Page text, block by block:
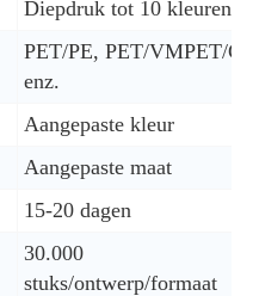
Diepdruk tot 10 kleuren
PET/PE, PET/VMPET/
enz.
Aangepaste kleur
Aangepaste maat
15-20 dagen
30.000
stuks/ontwerp/formaat